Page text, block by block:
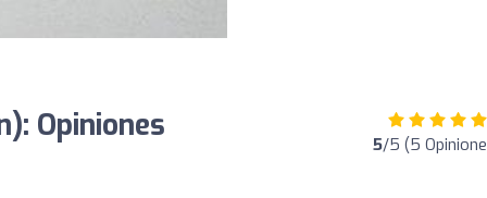
Opiniones 5/5 (5